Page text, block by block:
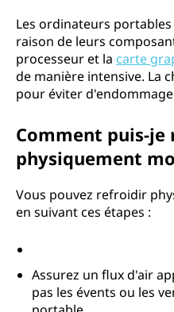
Les ordinateurs
raison de leurs
processeur et la carte
de manière intensive. La
pour éviter
Comment puis-
physiquement
Vous pouvez refroidir
en suivant ces étapes :
Assurez un flux d'air
pas les évents ou les